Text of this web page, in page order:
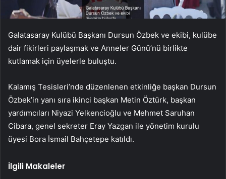
Galatasaray Kulübü Başkanı Dursun Özbek ve ekibi, kulübe
dair fikirleri paylaşmak ve Anneler Günü’nü birlikte
kutlamak için üyelerle buluştu.
Kalamış Tesisleri’nde düzenlenen etkinliğe başkan Dursun
Özbek’in yanı sıra ikinci başkan Metin Öztürk, başkan
yardımcıları Niyazi Yelkencioğlu ve Mehmet Saruhan
Cibara, genel sekreter Eray Yazgan ile yönetim kurulu
üyesi Bora İsmail Bahçetepe katıldı.
İlgili Makaleler